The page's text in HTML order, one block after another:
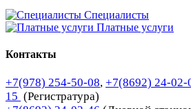
Специалисты
Платные услуги
Контакты
+7(978) 254-50-08, +7(8692) 24-02-
15 (Регистратура)